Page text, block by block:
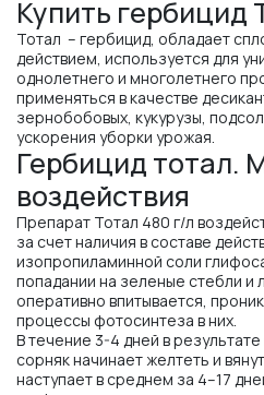
Купить гербицид
Тотал – гербицид, обладает
действием, используется для
однолетнего и многолетнего
применяться в качестве
зернобобовых, кукурузы,
ускорения уборки урожая.
Гербицид тотал.
воздействия
Препарат Тотал 480 г/л
за счет наличия в составе
изопропиламинной соли
попадании на зеленые стебли и
оперативно впитывается,
процессы фотосинтеза в них.
В течение 3-4 дней в
сорняк начинает желтеть и
наступает в среднем за 4–17